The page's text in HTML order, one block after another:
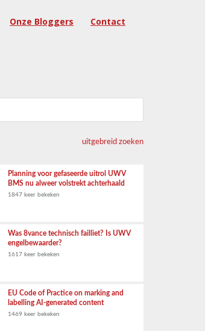
Onze Bloggers Contact
uitgebreid zoeken
Planning voor gefaseerde uitrol UWV
BMS nu alweer volstrekt achterhaald
1847 keer bekeken
Was 8vance technisch failliet? Is UWV
engelbewaarder?
1617 keer bekeken
EU Code of Practice on marking and
labelling AI-generated content
1469 keer bekeken